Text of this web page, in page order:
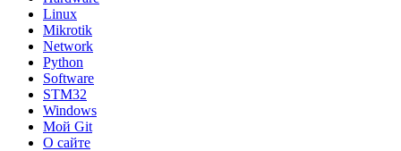
Linux
Mikrotik
Network
Python
Software
STM32
Windows
Мой Git
О сайте